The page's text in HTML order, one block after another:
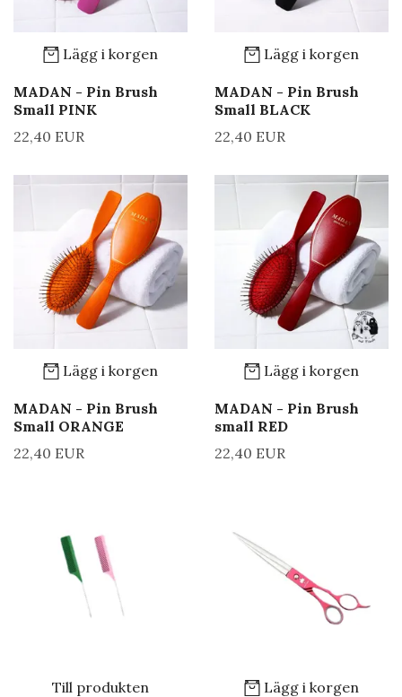
Lägg i korgen
MADAN - Pin Brush
Small PINK
22,40 EUR
Lägg i korgen
MADAN - Pin Brush
Small BLACK
22,40 EUR
Lägg i korgen
MADAN - Pin Brush
Small ORANGE
22,40 EUR
Lägg i korgen
MADAN - Pin Brush
small RED
22,40 EUR
Till produkten Lägg i korgen